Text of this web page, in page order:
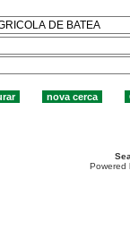
Powered